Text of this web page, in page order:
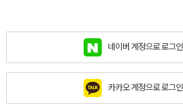
네이버 계정으로 로그인
카카오 계정으로 로그인